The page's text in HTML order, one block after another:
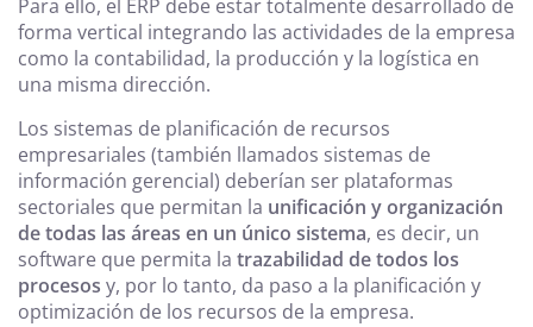
Para ello, el ERP debe estar totalmente desarrollado de
forma vertical integrando las actividades de la empresa
como la contabilidad, la producción y la logística en
una misma dirección.
Los sistemas de planificación de recursos
empresariales (también llamados sistemas de
información gerencial) deberían ser plataformas
sectoriales que permitan la unificación y organización
de todas las áreas en un único sistema, es decir, un
software que permita la trazabilidad de todos los
procesos y, por lo tanto, da paso a la planificación y
optimización de los recursos de la empresa.